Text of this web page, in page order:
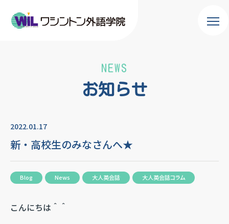
お知らせ
NEWS
2022.01.17
新・高校生のみなさんへ★
Blog News 大人英会話 大人英会話コラム
こんにちは＾＾